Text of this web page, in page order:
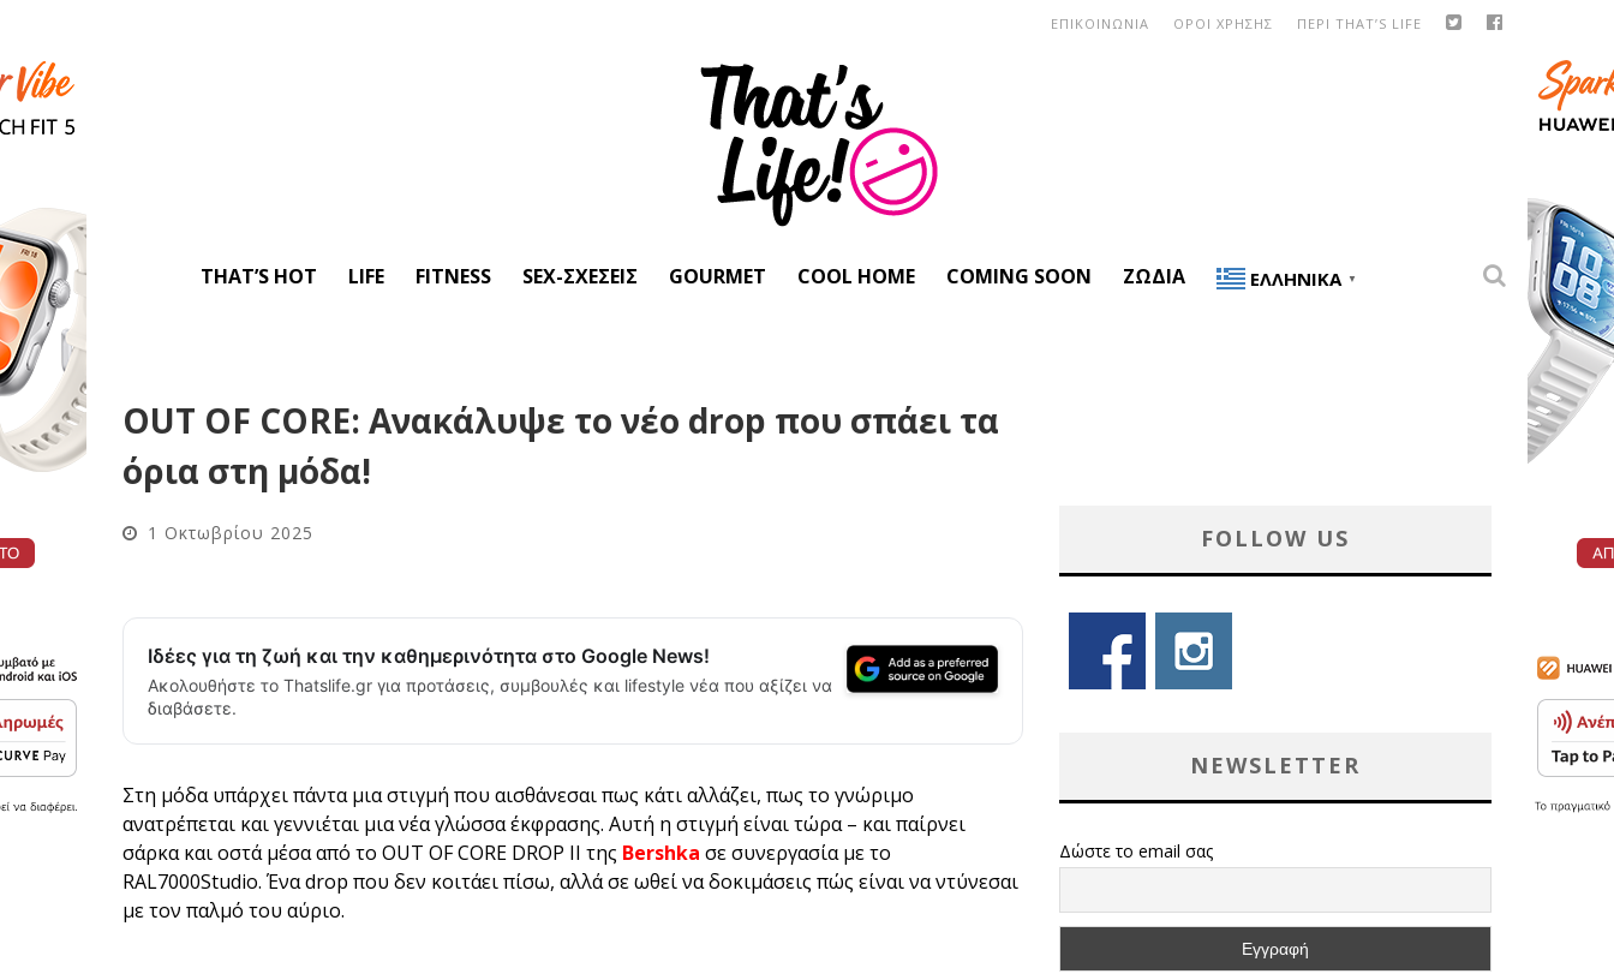
ΠΕΡΙ THAT’S LIFE
ΟΡΟΙ ΧΡΗΣΗΣ
ΕΠΙΚΟΙΝΩΝΙΑ
THAT’S HOT LIFE FITNESS SEX-ΣΧΈΣΕΙΣ GOURMET COOL HOME COMING SOON ΖΏΔΙΑ ΕΛΛΗΝΙΚΆ ▼
OUT OF CORE: Ανακάλυψε το νέο drop που σπάει τα
όρια στη μόδα!
1 Οκτωβρίου 2025
Ιδέες για τη ζωή και την καθημερινότητα στο Google News!
Ακολουθήστε το Thatslife.gr για προτάσεις, συμβουλές και lifestyle νέα που αξίζει να
διαβάσετε.
Στη μόδα υπάρχει πάντα μια στιγμή που αισθάνεσαι πως κάτι αλλάζει, πως το γνώριμο
ανατρέπεται και γεννιέται μια νέα γλώσσα έκφρασης. Αυτή η στιγμή είναι τώρα – και παίρνει
σάρκα και οστά μέσα από το OUT OF CORE DROP II της Bershka σε συνεργασία με το
RAL7000Studio. Ένα drop που δεν κοιτάει πίσω, αλλά σε ωθεί να δοκιμάσεις πώς είναι να ντύνεσαι
με τον παλμό του αύριο.
FOLLOW US
NEWSLETTER
Δώστε το email σας